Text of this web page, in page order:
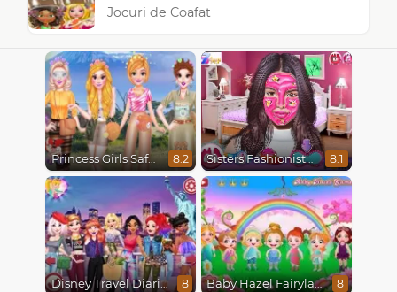
Jocuri de Coafat
Princess Girls Safari Trip 8.2 Sisters Fashionista Makeup 8.1
Disney Travel Diaries: City Break 8 Baby Hazel Fairyland Ballet 8